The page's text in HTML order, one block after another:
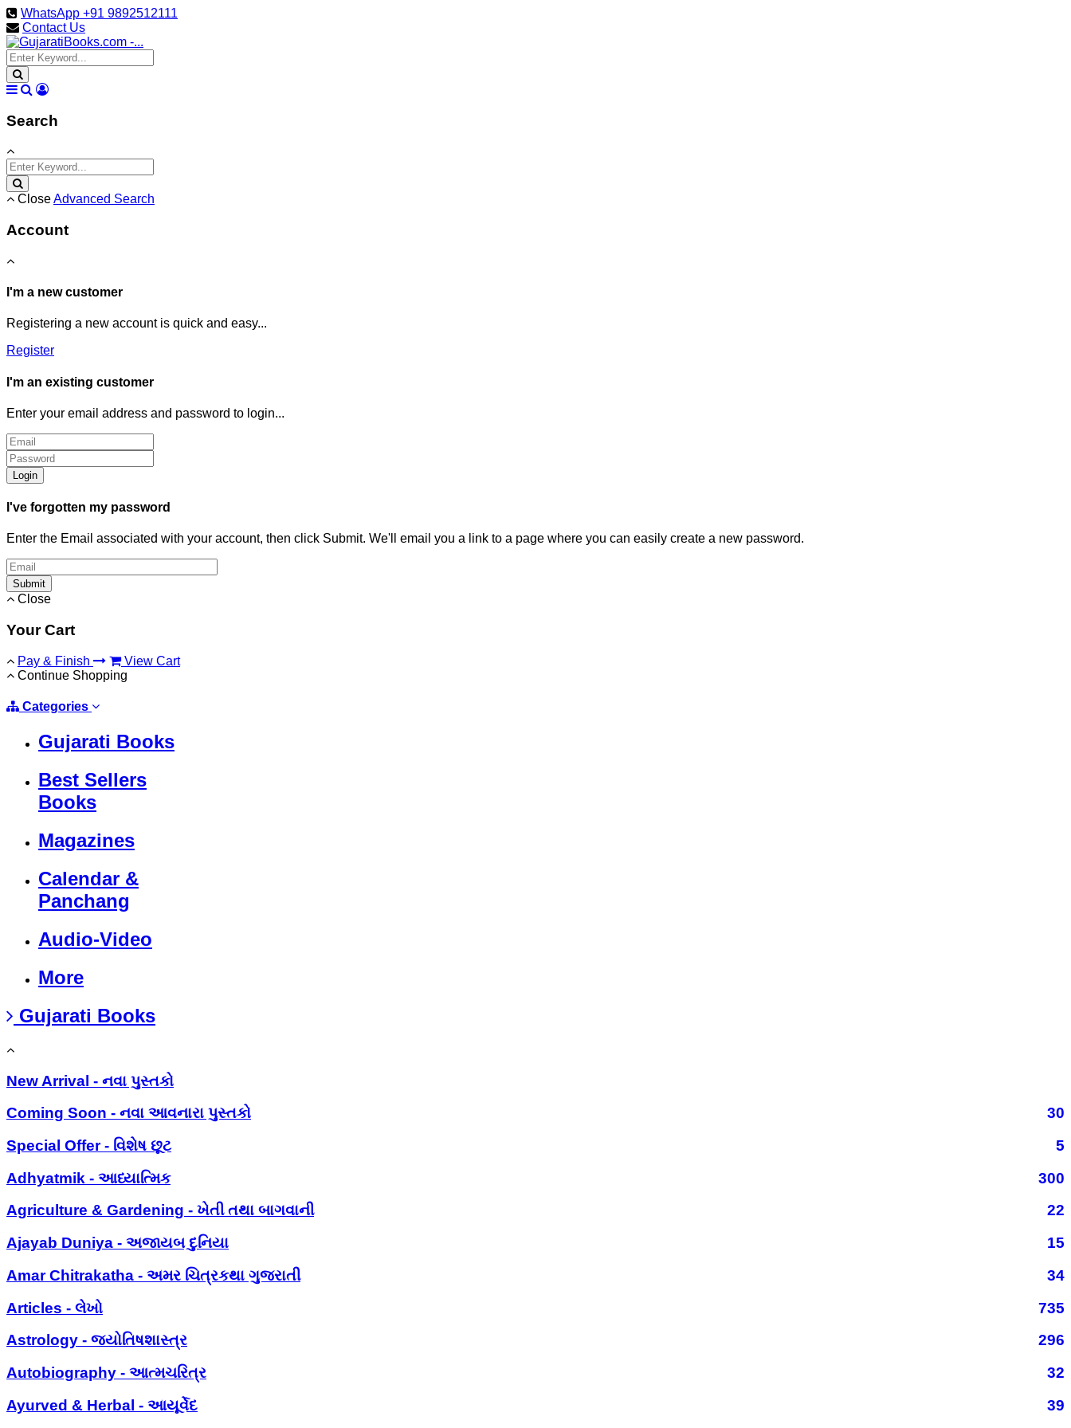
WhatsApp +91 9892512111
Contact Us
Search
CloseAdvanced Search
Account
I'm a new customer
Registering a new account is quick and easy...
Register
I'm an existing customer
Enter your email address and password to login...
Login
I've forgotten my password
Enter the Email associated with your account, then click Submit. We'll email you a link to a page where you can easily create a new password.
Submit
Close
Your Cart
Pay & Finish
View Cart
Continue Shopping
Categories
Gujarati Books
Best Sellers
Books
Magazines
Calendar &
Panchang
Audio-Video
More
Gujarati Books
New Arrival - નવા પુસ્તકો
Coming Soon - નવા આવનારા પુસ્તકો
30
Special Offer - વિશેષ છૂટ
5
Adhyatmik - આધ્યાત્મિક
300
Agriculture & Gardening - ખેતી તથા બાગવાની
22
Ajayab Duniya - અજાયબ દુનિયા
15
Amar Chitrakatha - અમર ચિત્રકથા ગુજરાતી
34
Articles - લેખો
735
Astrology - જ્યોતિષશાસ્ત્ર
296
Autobiography - આત્મચરિત્ર
32
Ayurved & Herbal - આયૂર્વેદ
39